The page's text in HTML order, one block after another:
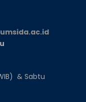
Offline
& Sabtu